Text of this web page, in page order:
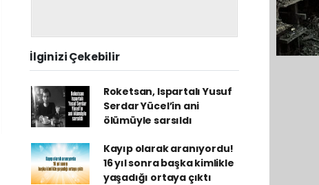
İlginizi Çekebilir
Roketsan, Ispartalı Yusuf
Serdar Yücel’in ani
ölümüyle sarsıldı
Kayıp olarak aranıyordu!
16 yıl sonra başka kimlikle
yaşadığı ortaya çıktı